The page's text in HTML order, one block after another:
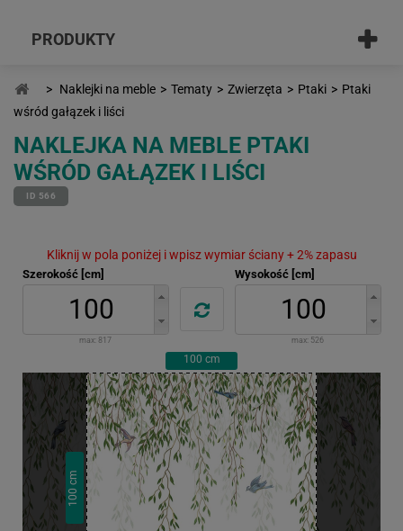
PRODUKTY
> Naklejki na meble > Tematy > Zwierzęta > Ptaki > Ptaki
wśród gałązek i liści
NAKLEJKA NA MEBLE PTAKI
WŚRÓD GAŁĄZEK I LIŚCI
ID 566
Kliknij w pola poniżej i wpisz wymiar ściany + 2% zapasu
Szerokość [cm]
max: 817
Wysokość [cm]
max: 526
100 cm
100
cm